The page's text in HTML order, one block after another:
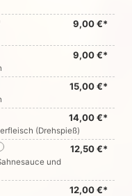
9,00 €*
9,00 €*
15,00 €*
14,00 €*
(Drehspieß)
12,50 €*
und
12,00 €*